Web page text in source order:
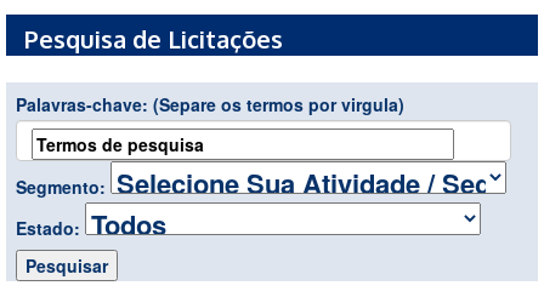
Pesquisa de Licitações
Palavras-chave: (Separe os termos por virgula)
Segmento:
Estado: